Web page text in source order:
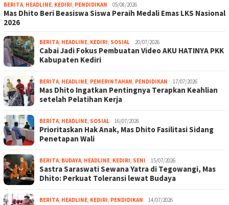
BERITA HEADLINE KEDIRI PENDIDIKAN 05/08/2026
Mas Dhito Beri Beasiswa Siswa Peraih Medali Emas LKS Nasional
2026
BERITA HEADLINE KEDIRI SOSIAL 20/07/2026
Cabai Jadi Fokus Pembuatan Video AKU HATINYA PKK
Kabupaten Kediri
BERITA HEADLINE PEMERINTAHAN PENDIDIKAN 17/07/2026
Mas Dhito Ingatkan Pentingnya Terapkan Keahlian
setelah Pelatihan Kerja
BERITA HEADLINE SOSIAL 16/07/2026
Prioritaskan Hak Anak, Mas Dhito Fasilitasi Sidang
Penetapan Wali
BERITA BUDAYA HEADLINE KEDIRI SENI 15/07/2026
Sastra Saraswati Sewana Yatra di Tegowangi, Mas
Dhito: Perkuat Toleransi lewat Budaya
BERITA HEADLINE KEDIRI PENDIDIKAN 14/07/2026